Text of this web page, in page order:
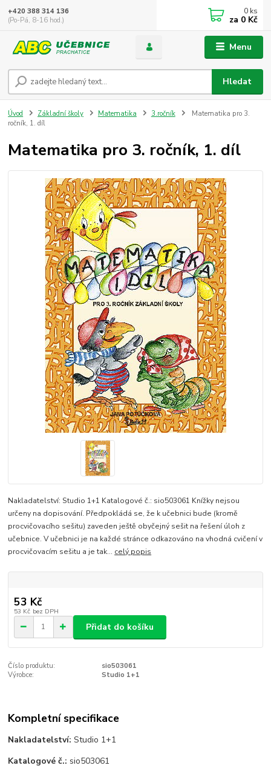
Menu
Hledat
+420 388 314 136
(Po-Pá, 8-16 hod.)
0 ks
za 0 Kč
Úvod Základní školy Matematika 3.ročník
Matematika pro 3.
ročník, 1. díl
Matematika pro 3. ročník, 1. díl
Nakladatelství: Studio 1+1 Katalogové č.: sio503061 Knížky nejsou
určeny na dopisování. Předpokládá se, že k učebnici bude (kromě
procvičovacího sešitu) zaveden ještě obyčejný sešit na řešení úloh z
učebnice. V učebnici je na každé stránce odkazováno na vhodná cvičení v
procvičovacím sešitu a je tak... celý popis
53 Kč
53 Kč bez DPH
Přidat do košíku
Číslo produktu:
sio503061
Výrobce:
Studio 1+1
Kompletní specifikace
Nakladatelství: Studio 1+1
Katalogové č.: sio503061